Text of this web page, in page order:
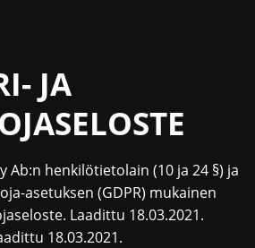
JA
Ab:n henkilötietolain (10 ja 24 §) ja
asetuksen (GDPR) mukainen
Laadittu 18.03.2021.
18.03.2021.